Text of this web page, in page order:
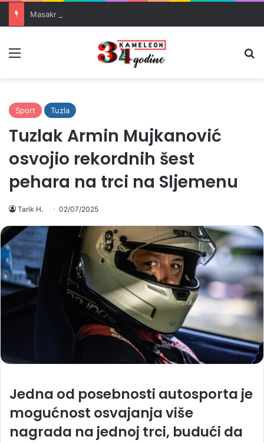
Sport Tuzla
Tuzlak Armin Mujkanović
osvojio rekordnih šest
pehara na trci na Sljemenu
Tarik H. 02/07/2025
Jedna od posebnosti autosporta je
mogućnost osvajanja više
nagrada na jednoj trci, budući da